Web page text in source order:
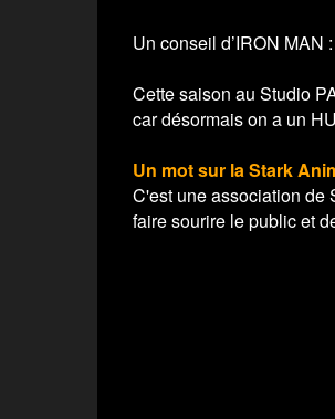
Un conseil d’IRON MAN :
Cette saison au Studio
car désormais on a un
Un mot sur la Stark
C'est une association de
faire sourire le public et